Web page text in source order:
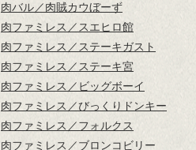
肉バル／肉賊カウぼーず
肉ファミレス／スエヒロ館
肉ファミレス／ステーキガスト
肉ファミレス／ステーキ宮
肉ファミレス／ビッグボーイ
肉ファミレス／びっくりドンキー
肉ファミレス／フォルクス
肉ファミレス／ブロンコビリー